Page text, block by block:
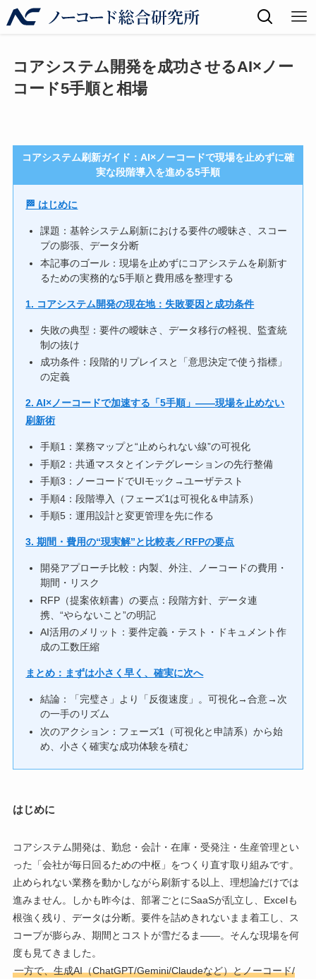
コアシステム開発を成功させるAI×ノー
コード5手順と相場
コアシステム刷新ガイド：AI×ノーコードで現場を止めずに確
実な段階導入を進める5手順
🏁 はじめに
課題：基幹システム刷新における要件の曖昧さ、スコー
プの膨張、データ分断
本記事のゴール：現場を止めずにコアシステムを刷新す
るための実務的な5手順と費用感を整理する
1. コアシステム開発の現在地：失敗要因と成功条件
失敗の典型：要件の曖昧さ、データ移行の軽視、監査統
制の抜け
成功条件：段階的リプレイスと「意思決定で使う指標」
の定義
2. AI×ノーコードで加速する「5手順」――現場を止めない
刷新術
手順1：業務マップと“止められない線”の可視化
手順2：共通マスタとインテグレーションの先行整備
手順3：ノーコードでUIモック→ユーザテスト
手順4：段階導入（フェーズ1は可視化＆申請系）
手順5：運用設計と変更管理を先に作る
3. 期間・費用の“現実解”と比較表／RFPの要点
開発アプローチ比較：内製、外注、ノーコードの費用・
期間・リスク
RFP（提案依頼書）の要点：段階方針、データ連
携、“やらないこと”の明記
AI活用のメリット：要件定義・テスト・ドキュメント作
成の工数圧縮
まとめ：まずは小さく早く、確実に次へ
結論：「完璧さ」より「反復速度」。可視化→合意→次
の一手のリズム
次のアクション：フェーズ1（可視化と申請系）から始
め、小さく確実な成功体験を積む
はじめに
コアシステム開発は、勤怠・会計・在庫・受発注・生産管理とい
った「会社が毎日回るための中枢」をつくり直す取り組みです。
止められない業務を動かしながら刷新する以上、理想論だけでは
進みません。しかも昨今は、部署ごとにSaaSが乱立し、Excelも
根強く残り、データは分断。要件を詰めきれないまま着工し、ス
コープが膨らみ、期間とコストが雪だるま――。そんな現場を何
度も見てきました。
一方で、生成AI（ChatGPT/Gemini/Claudeなど）とノーコード/